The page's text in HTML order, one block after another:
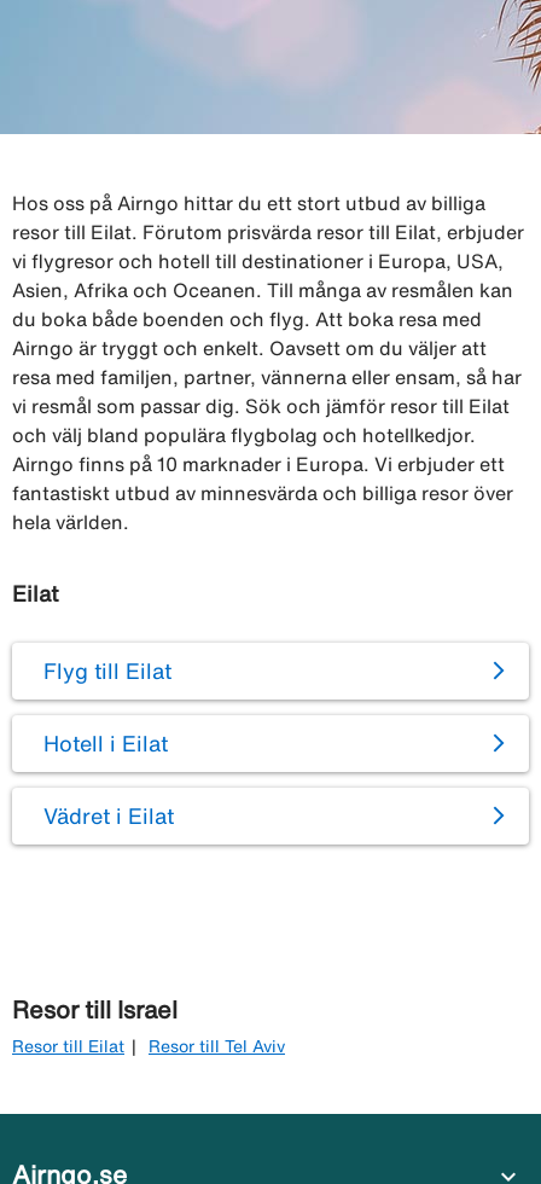
Hos oss på Airngo hittar du ett stort utbud av billiga
resor till Eilat. Förutom prisvärda resor till Eilat, erbjuder
vi flygresor och hotell till destinationer i Europa, USA,
Asien, Afrika och Oceanen. Till många av resmålen kan
du boka både boenden och flyg. Att boka resa med
Airngo är tryggt och enkelt. Oavsett om du väljer att
resa med familjen, partner, vännerna eller ensam, så har
vi resmål som passar dig. Sök och jämför resor till Eilat
och välj bland populära flygbolag och hotellkedjor.
Airngo finns på 10 marknader i Europa. Vi erbjuder ett
fantastiskt utbud av minnesvärda och billiga resor över
hela världen.
Eilat
Flyg till Eilat
Hotell i Eilat
Vädret i Eilat
Resor till Israel
Resor till Eilat Resor till Tel Aviv
Airngo.se expand_more